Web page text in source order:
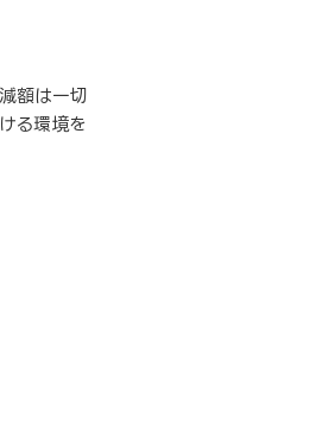
額は一切
る環境を